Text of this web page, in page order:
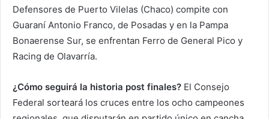
Defensores de Puerto Vilelas (Chaco) compite con
Guaraní Antonio Franco, de Posadas y en la Pampa
Bonaerense Sur, se enfrentan Ferro de General Pico y
Racing de Olavarría.
¿Cómo seguirá la historia post finales? El Consejo
Federal sorteará los cruces entre los ocho campeones